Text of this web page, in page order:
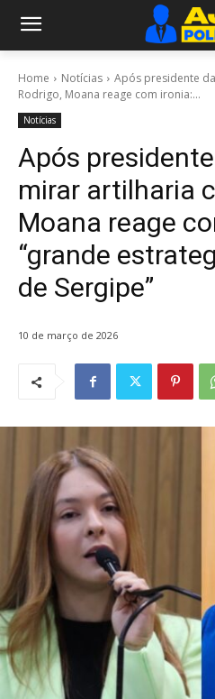
Home Notícias
Após presidente
Rodrigo, Moana reage com ironia:...
Notícias
Após
mirar artilharia
Moana reage
“grande
de Sergipe”
10 de março de 2026